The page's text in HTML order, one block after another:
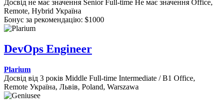
Досвід не має значення Senior Full-time Не має значення Office,
Remote, Hybrid Україна
Бонус за рекомендацію: $1000
DevOps Engineer
Plarium
Досвід від 3 років Middle Full-time Intermediate / B1 Office,
Remote Україна, Львів, Poland, Warszawa